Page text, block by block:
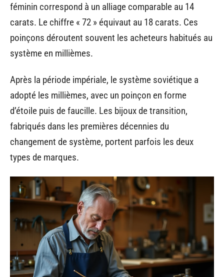
féminin correspond à un alliage comparable au 14
carats. Le chiffre « 72 » équivaut au 18 carats. Ces
poinçons déroutent souvent les acheteurs habitués au
système en millièmes.
Après la période impériale, le système soviétique a
adopté les millièmes, avec un poinçon en forme
d’étoile puis de faucille. Les bijoux de transition,
fabriqués dans les premières décennies du
changement de système, portent parfois les deux
types de marques.